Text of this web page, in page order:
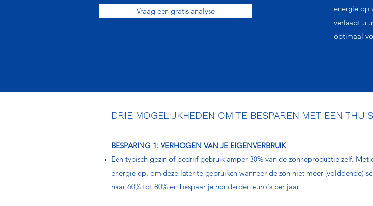
Vraag een gratis analyse
energie op
verlaagt u
optimaal
DRIE MOGELIJKHEDEN OM TE BESPAREN MET EEN
BESPARING 1: VERHOGEN VAN JE EIGENVERBRUIK
Een typisch gezin of bedrijf gebruik amper 30% van de zonneproductie zelf. Met
energie op, om deze later te gebruiken wanneer de zon niet meer (voldoende)
naar 60% tot 80% en bespaar je honderden euro's per jaar